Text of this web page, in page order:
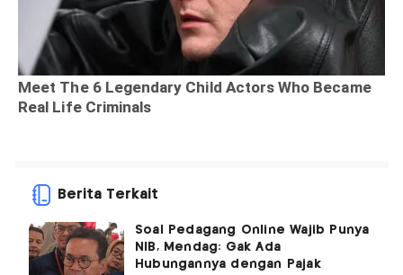
Berita Terkait
Soal Pedagang Online Wajib Punya
NIB, Mendag: Gak Ada
Hubungannya dengan Pajak